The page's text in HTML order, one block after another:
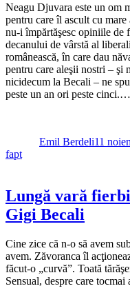
Neagu Djuvara este un om
pentru care îl ascult cu
nu-i împărtăşesc opiniile de
decanului de vârstă al
românească, în care dau
pentru care aleşii nostri – şi
nicidecum la Becali – ne
peste un an ori peste cinci.…
Emil Berdeli11
fapt
Lungă vară
Gigi Becali
Cine zice că n-o să avem
avem. Zăvoranca îl
făcut-o „curvă”. Toată
Sensual, despre care tocmai